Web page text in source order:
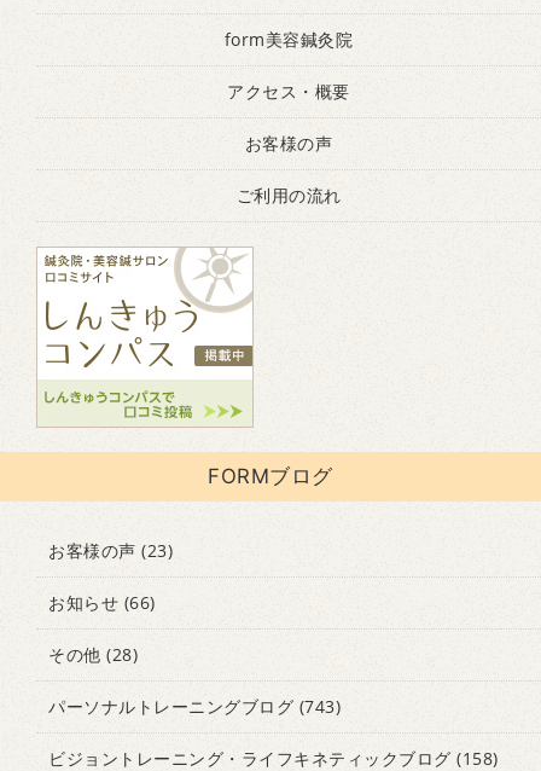
form美容鍼灸院
アクセス・概要
お客様の声
ご利用の流れ
FORMブログ
お客様の声 (23)
お知らせ (66)
その他 (28)
パーソナルトレーニングブログ (743)
ビジョントレーニング・ライフキネティックブログ (158)